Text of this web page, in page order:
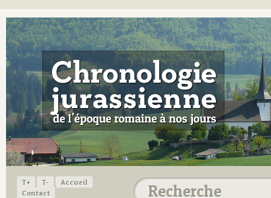
T+ T-
Accueil
Contact